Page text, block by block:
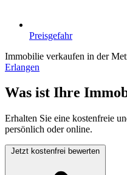
Preisgefahr
Immobilie verkaufen in der
Erlangen
Was ist Ihre
Erhalten Sie eine kostenfreie
persönlich oder online.